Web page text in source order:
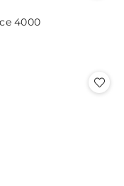
4000